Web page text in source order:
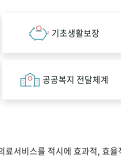
기초생활보장
공공복지 전달체계
서비스를 적시에 효과적, 효